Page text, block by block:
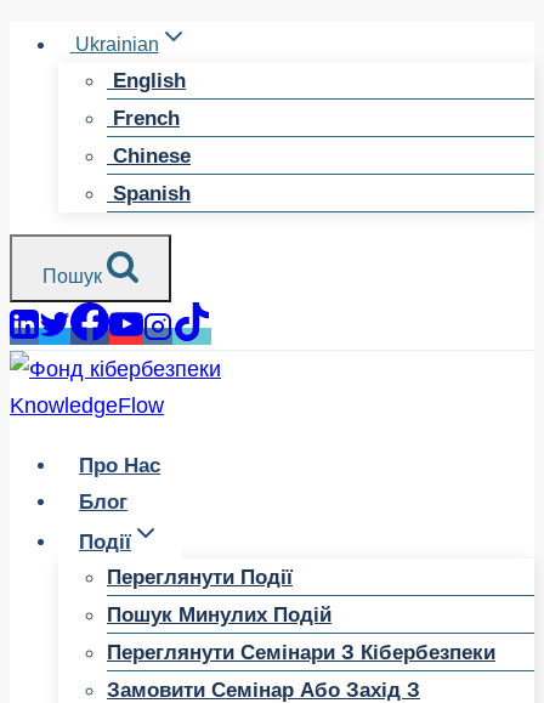
ПерейтиUkrainian
English
French
Chinese
Spanish
Пошук
Про Нас
Блог
Події
Переглянути Події
Пошук Минулих Подій
Переглянути Семінари З Кібербезпеки
Замовити Семінар Або Захід З